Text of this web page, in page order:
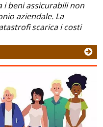
i beni assicurabili non
aziendale. La
scarica i costi